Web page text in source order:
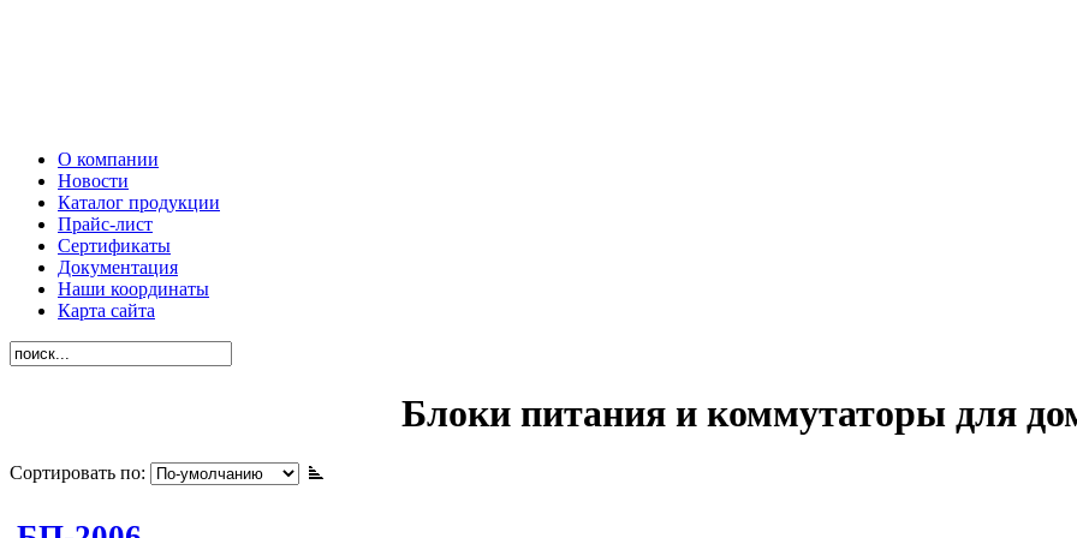
О компании
Новости
Каталог продукции
Прайс-лист
Сертификаты
Документация
Наши координаты
Карта сайта
Блоки питания и коммутаторы для
Сортировать по: